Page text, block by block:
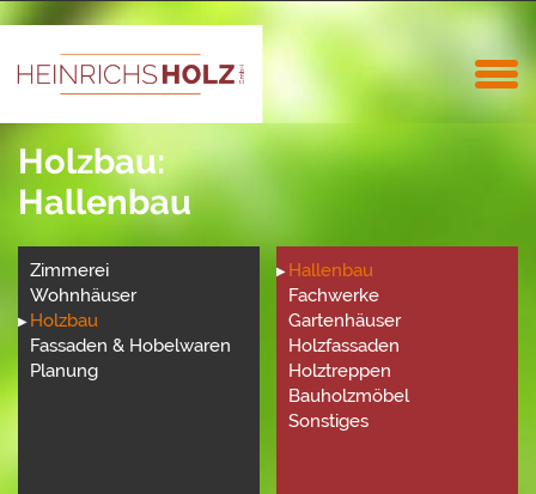
Holzbau:
Hallenbau
Zimmerei
Wohnhäuser
Holzbau
Fassaden & Hobelwaren
Planung
Hallenbau
Fachwerke
Gartenhäuser
Holzfassaden
Holztreppen
Bauholzmöbel
Sonstiges